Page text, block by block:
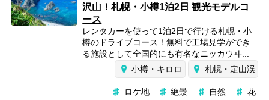
沢山！札幌・小樽1泊2日 観光モデルコ
ース
レンタカーを使って1泊2日で行ける札幌・小
樽のドライブコース！無料で工場見学ができ
る施設として全国的にも有名なニッカウヰ...
小樽・キロロ
札幌・定山渓
ロケ地 絶景 自然 花